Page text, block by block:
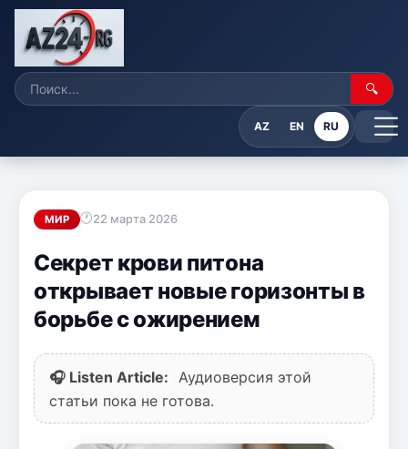
🔍
AZ EN RU
МИР 22 марта 2026
Секрет крови питона
открывает новые горизонты в
борьбе с ожирением
🎧 Listen Article:
Аудиоверсия этой
статьи пока не готова.